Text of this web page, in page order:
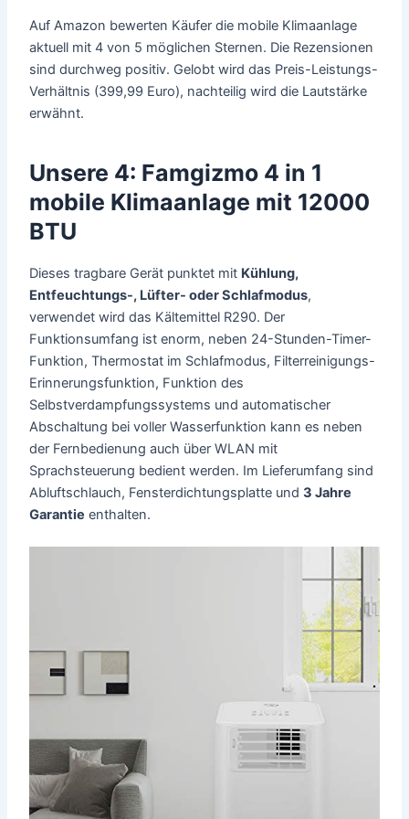
Auf Amazon bewerten Käufer die mobile Klimaanlage
aktuell mit 4 von 5 möglichen Sternen. Die Rezensionen
sind durchweg positiv. Gelobt wird das Preis-Leistungs-
Verhältnis (399,99 Euro), nachteilig wird die Lautstärke
erwähnt.
Unsere 4: Famgizmo 4 in 1
mobile Klimaanlage mit 12000
BTU
Dieses tragbare Gerät punktet mit Kühlung,
Entfeuchtungs-, Lüfter- oder Schlafmodus,
verwendet wird das Kältemittel R290. Der
Funktionsumfang ist enorm, neben 24-Stunden-Timer-
Funktion, Thermostat im Schlafmodus, Filterreinigungs-
Erinnerungsfunktion, Funktion des
Selbstverdampfungssystems und automatischer
Abschaltung bei voller Wasserfunktion kann es neben
der Fernbedienung auch über WLAN mit
Sprachsteuerung bedient werden. Im Lieferumfang sind
Abluftschlauch, Fensterdichtungsplatte und3 Jahre
Garantie enthalten.